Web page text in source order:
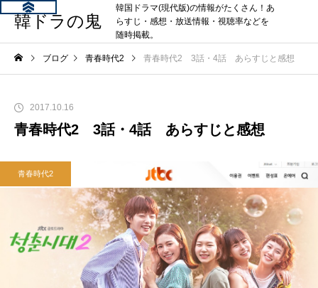
韓ドラの鬼
韓国ドラマ(現代版)の情報がたくさん！あ
らすじ・感想・放送情報・視聴率などを
随時掲載。
ブログ 青春時代2 青春時代2 3話・4話 あらすじと感想
2017.10.16
青春時代2 3話・4話 あらすじと感想
青春時代2